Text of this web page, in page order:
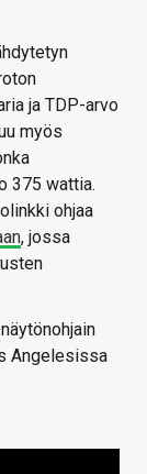
ja TDP-arvo
myös
375 wattia.
ohjaa
, jossa
Angelesissa